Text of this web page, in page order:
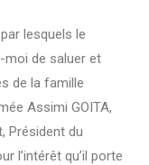
lesquels le
moi de saluer et
de la famille
Assimi GOITA,
Président du
l’intérêt qu’il porte